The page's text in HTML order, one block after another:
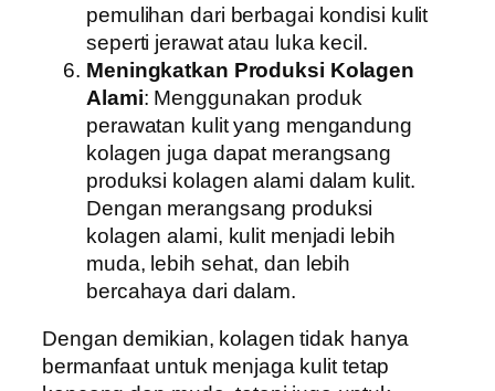
pemulihan dari berbagai kondisi kulit
seperti jerawat atau luka kecil.
Meningkatkan Produksi Kolagen
Alami: Menggunakan produk
perawatan kulit yang mengandung
kolagen juga dapat merangsang
produksi kolagen alami dalam kulit.
Dengan merangsang produksi
kolagen alami, kulit menjadi lebih
muda, lebih sehat, dan lebih
bercahaya dari dalam.
Dengan demikian, kolagen tidak hanya
bermanfaat untuk menjaga kulit tetap